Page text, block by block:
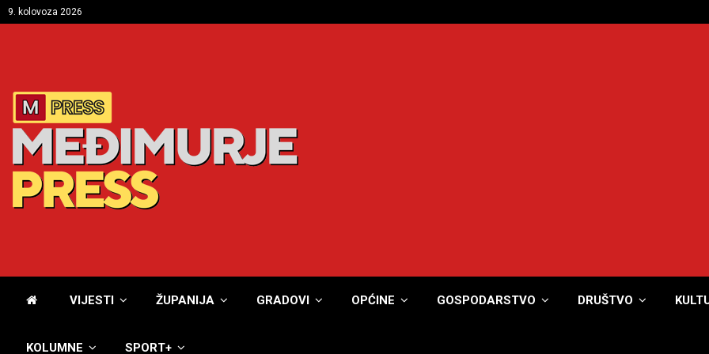
9. kolovoza 2026
VIJESTI ŽUPANIJA GRADOVI OPĆINE GOSPODARSTVO DRUŠTVO
KOLUMNE SPORT+